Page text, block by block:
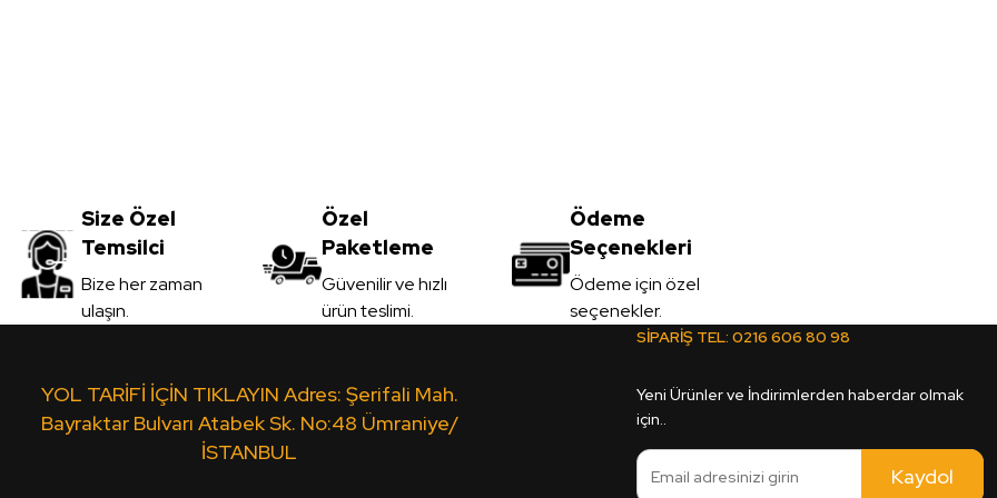
Gönder
3.450,00TL
KDV Dahil
Sipariş Ver
3.450,00
KDV Dahil
Sipariş Ver
MDFLAM Vt-10A Leon MDFLAM Yt-42C Legato MDFLAM
Size Özel
Temsilci
Bize her zaman
ulaşın.
Özel
Paketleme
Güvenilir ve hızlı
ürün teslimi.
Ödeme
Seçenekleri
Ödeme için özel
seçenekler.
YOL TARİFİ İÇİN TIKLAYIN Adres: Şerifali Mah.
Bayraktar Bulvarı Atabek Sk. No:48 Ümraniye/
İSTANBUL
SİPARİŞ TEL: 0216 606 80 98
Yeni Ürünler ve İndirimlerden haberdar olmak
için..
Kaydol